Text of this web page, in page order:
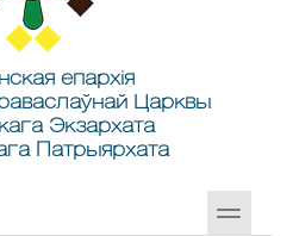
епархія
Царквы
Экзархата
Патрыярхата